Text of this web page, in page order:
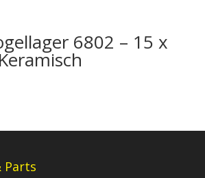
6802 – 15 x
Parts